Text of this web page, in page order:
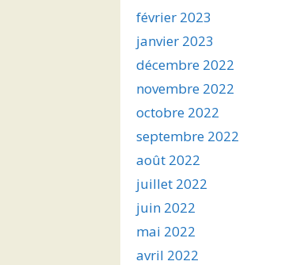
février 2023
janvier 2023
décembre 2022
novembre 2022
octobre 2022
septembre 2022
août 2022
juillet 2022
juin 2022
mai 2022
avril 2022